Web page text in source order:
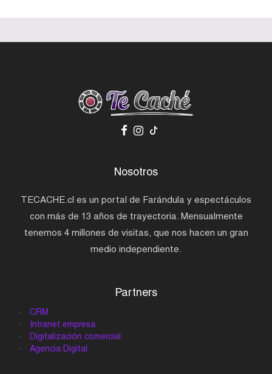
Nosotros
TECACHE.cl es un portal de Farándula y espectáculos
con más de 13 años de trayectoria. Mensualmente
tenemos 4 millones de visitas, que nos hacen un gran
medio independiente.
Partners
CRM
Intranet empresa
Digitalización comercial
Agencia Digital